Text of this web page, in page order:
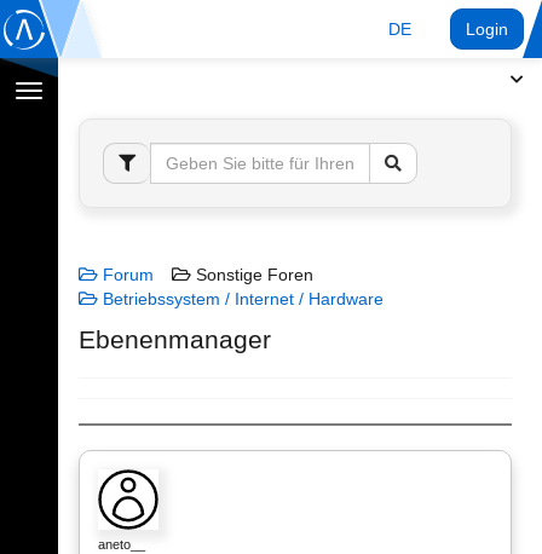
DE Login
Navigation
umschalten
Forum
Sonstige Foren
Betriebssystem / Internet / Hardware
Ebenenmanager
aneto__